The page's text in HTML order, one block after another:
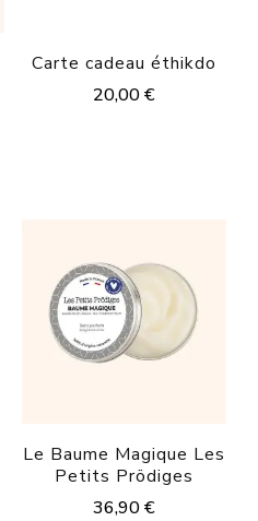
Carte cadeau éthikdo
20,00€
Le Baume Magique Les
Petits Prödiges
36,90€